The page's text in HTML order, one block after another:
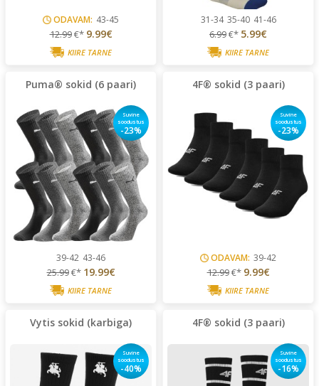
ODAVAM: 43-45
12.99€* 9.99€
KIIRE TARNE
31-34 35-40 41-46
6.99€* 5.99€
KIIRE TARNE
Puma® sokid (6 paari)
Suvine
soodustus
-23%
39-42 43-46
25.99€* 19.99€
KIIRE TARNE
4F® sokid (3 paari)
Suvine
soodustus
-23%
ODAVAM: 39-42
12.99€* 9.99€
KIIRE TARNE
Vytis sokid (karbiga)
Suvine
soodustus
-40%
4F® sokid (3 paari)
Suvine
soodustus
-16%